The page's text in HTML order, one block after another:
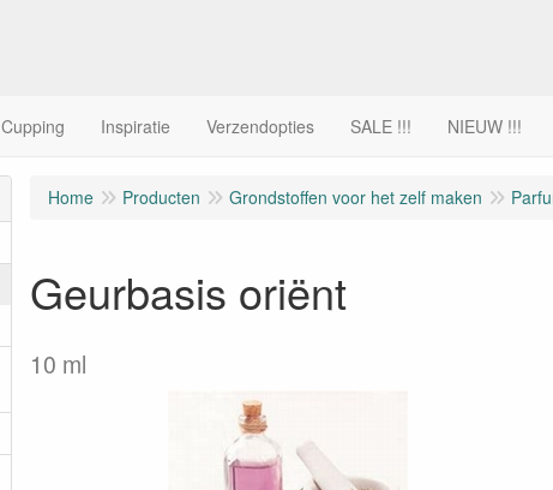
Cupping Inspiratie Verzendopties SALE !!! NIEUW !!!
Home Producten Grondstoffen voor het zelf maken
Geurbasis oriënt
10 ml